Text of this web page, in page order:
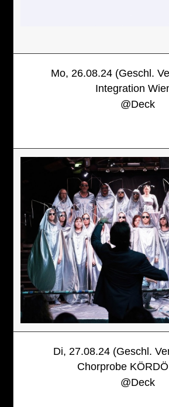
Mo, 26.08.24 (Geschl.
Integration
@Deck
Di, 27.08.24 (Geschl.
Chorprobe
@Deck